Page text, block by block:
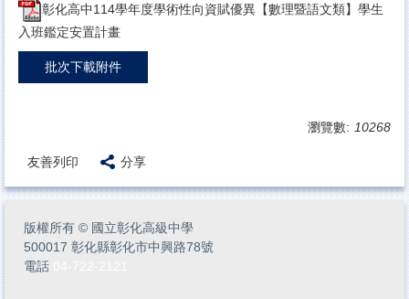
彰化高中114學年度學術性向資賦優異【數理暨語文類】學生
入班鑑定安置計畫
批次下載附件
瀏覽數: 10268
友善列印 分享
版權所有 © 國立彰化高級中學
500017 彰化縣彰化市中興路78號
電話